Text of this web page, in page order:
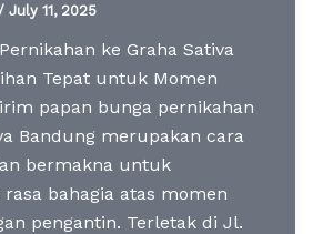
/ July 11, 2025
ke Graha Sativa
Tepat untuk Momen
papan bunga pernikahan
Bandung merupakan cara
bermakna untuk
bahagia atas momen
pengantin. Terletak di Jl.